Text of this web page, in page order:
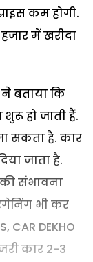
कम होगी.
में खरीदा
बताया कि
हो जाती हैं.
सकता है. कार
जाता है.
संभावना
भी कर
DEKHO
कार 2-3